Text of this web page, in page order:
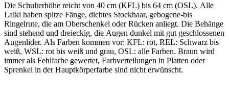
Die Schulterhöhe reicht von 40 cm (KFL) bis 64 cm (OSL). Alle
Laiki haben spitze Fänge, dichtes Stockhaar, gebogene-bis
Ringelrute, die am Oberschenkel oder Rücken anliegt. Die Behänge
sind stehend und dreieckig, die Augen dunkel mit gut geschlossenen
Augenlider. Als Farben kommen vor: KFL: rot, REL: Schwarz bis
weiß, WSL: rot bis weiß und grau, OSL: alle Farben. Braun wird
immer als Fehlfarbe gewertet, Farbverteilungen in Platten oder
Sprenkel in der Hauptkörperfarbe sind nicht erwünscht.